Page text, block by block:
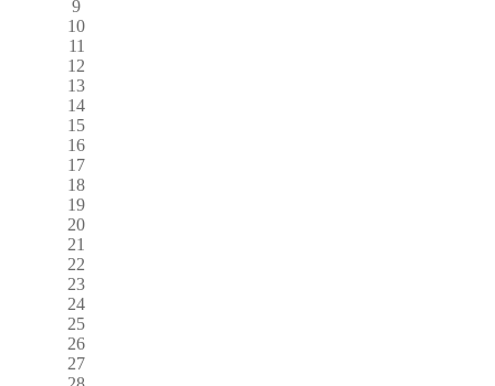
9
10
11
12
13
14
15
16
17
18
19
20
21
22
23
24
25
26
27